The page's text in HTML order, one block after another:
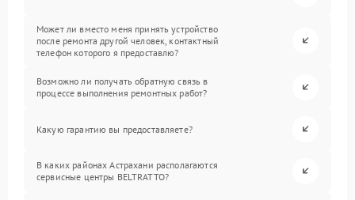
Может ли вместо меня принять устройство
после ремонта другой человек, контактный
телефон которого я предоставлю?
Возможно ли получать обратную связь в
процессе выполнения ремонтных работ?
Какую гарантию вы предоставляете?
В каких районах Астрахани располагаются
сервисные центры BELTRATTO?